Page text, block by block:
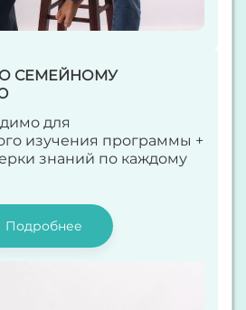
СЕМЕЙНОМУ
для
изучения программы +
знаний по каждому
Подробнее